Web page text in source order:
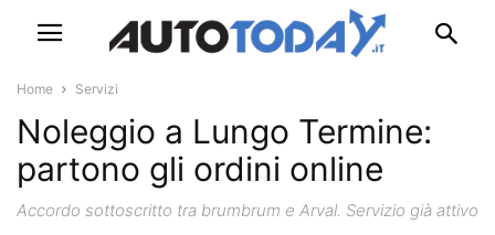
Home Servizi
Noleggio a Lungo Termine:
partono gli ordini online
Accordo sottoscritto tra brumbrum e Arval. Servizio già attivo